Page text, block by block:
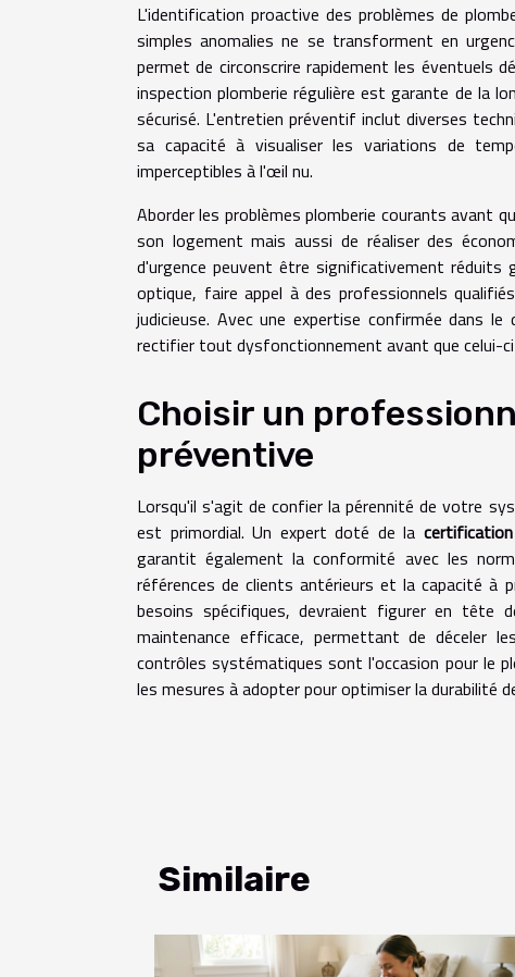
L'identification proactive des problèmes de
simples anomalies ne se transforment en
permet de circonscrire rapidement les éventuels
inspection plomberie régulière est garante de la
sécurisé. L'entretien préventif inclut diverses
sa capacité à visualiser les variations de
imperceptibles à l'œil nu.
Aborder les problèmes plomberie courants avant
son logement mais aussi de réaliser des
d'urgence peuvent être significativement réduits
optique, faire appel à des professionnels
judicieuse. Avec une expertise confirmée dans
rectifier tout dysfonctionnement avant que celui-
Choisir un
préventive
Lorsqu'il s'agit de confier la pérennité de votre
est primordial. Un expert doté de la
garantit également la conformité avec les
références de clients antérieurs et la capacité à
besoins spécifiques, devraient figurer en tête
maintenance efficace, permettant de déceler
contrôles systématiques sont l'occasion pour le
les mesures à adopter pour optimiser la durabilité
Similaire